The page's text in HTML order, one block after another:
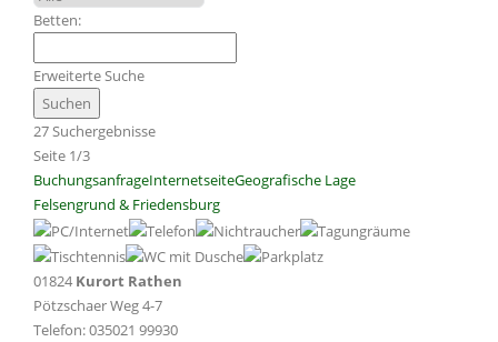
Betten:
Erweiterte Suche
27 Suchergebnisse
Seite 1/3
BuchungsanfrageInternetseiteGeografische Lage
Felsengrund & Friedensburg
01824 Kurort Rathen
Pötzschaer Weg 4-7
Telefon: 035021 99930